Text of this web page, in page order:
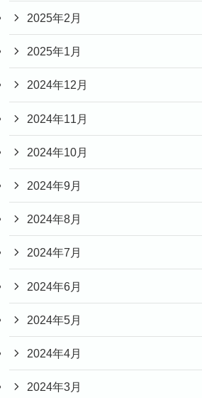
2025年2月
2025年1月
2024年12月
2024年11月
2024年10月
2024年9月
2024年8月
2024年7月
2024年6月
2024年5月
2024年4月
2024年3月